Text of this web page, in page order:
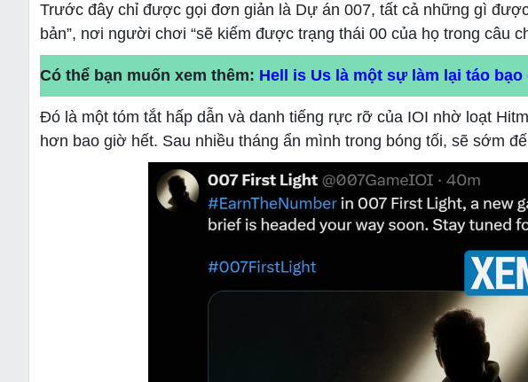
Trước đây chỉ được gọi đơn giản là Dự án 007, tất cả những gì
bản”, nơi người chơi “sẽ kiếm được trạng thái 00 của họ trong câu
Có thể bạn muốn xem thêm: Hell is Us là một sự làm lại táo
Đó là một tóm tắt hấp dẫn và danh tiếng rực rỡ của IOI nhờ loạt
hơn bao giờ hết. Sau nhiều tháng ẩn mình trong bóng tối, sẽ sớm